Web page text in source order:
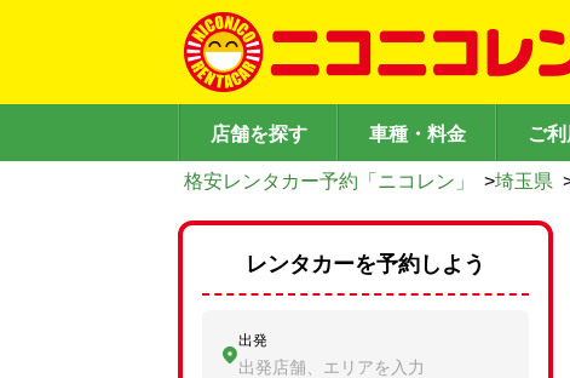
店舗を探す 車種・料金 ご
格安レンタカー予約「ニコレン」 >埼玉県
レンタカーを予約しよう
出発
出発店舗、エリアを入力